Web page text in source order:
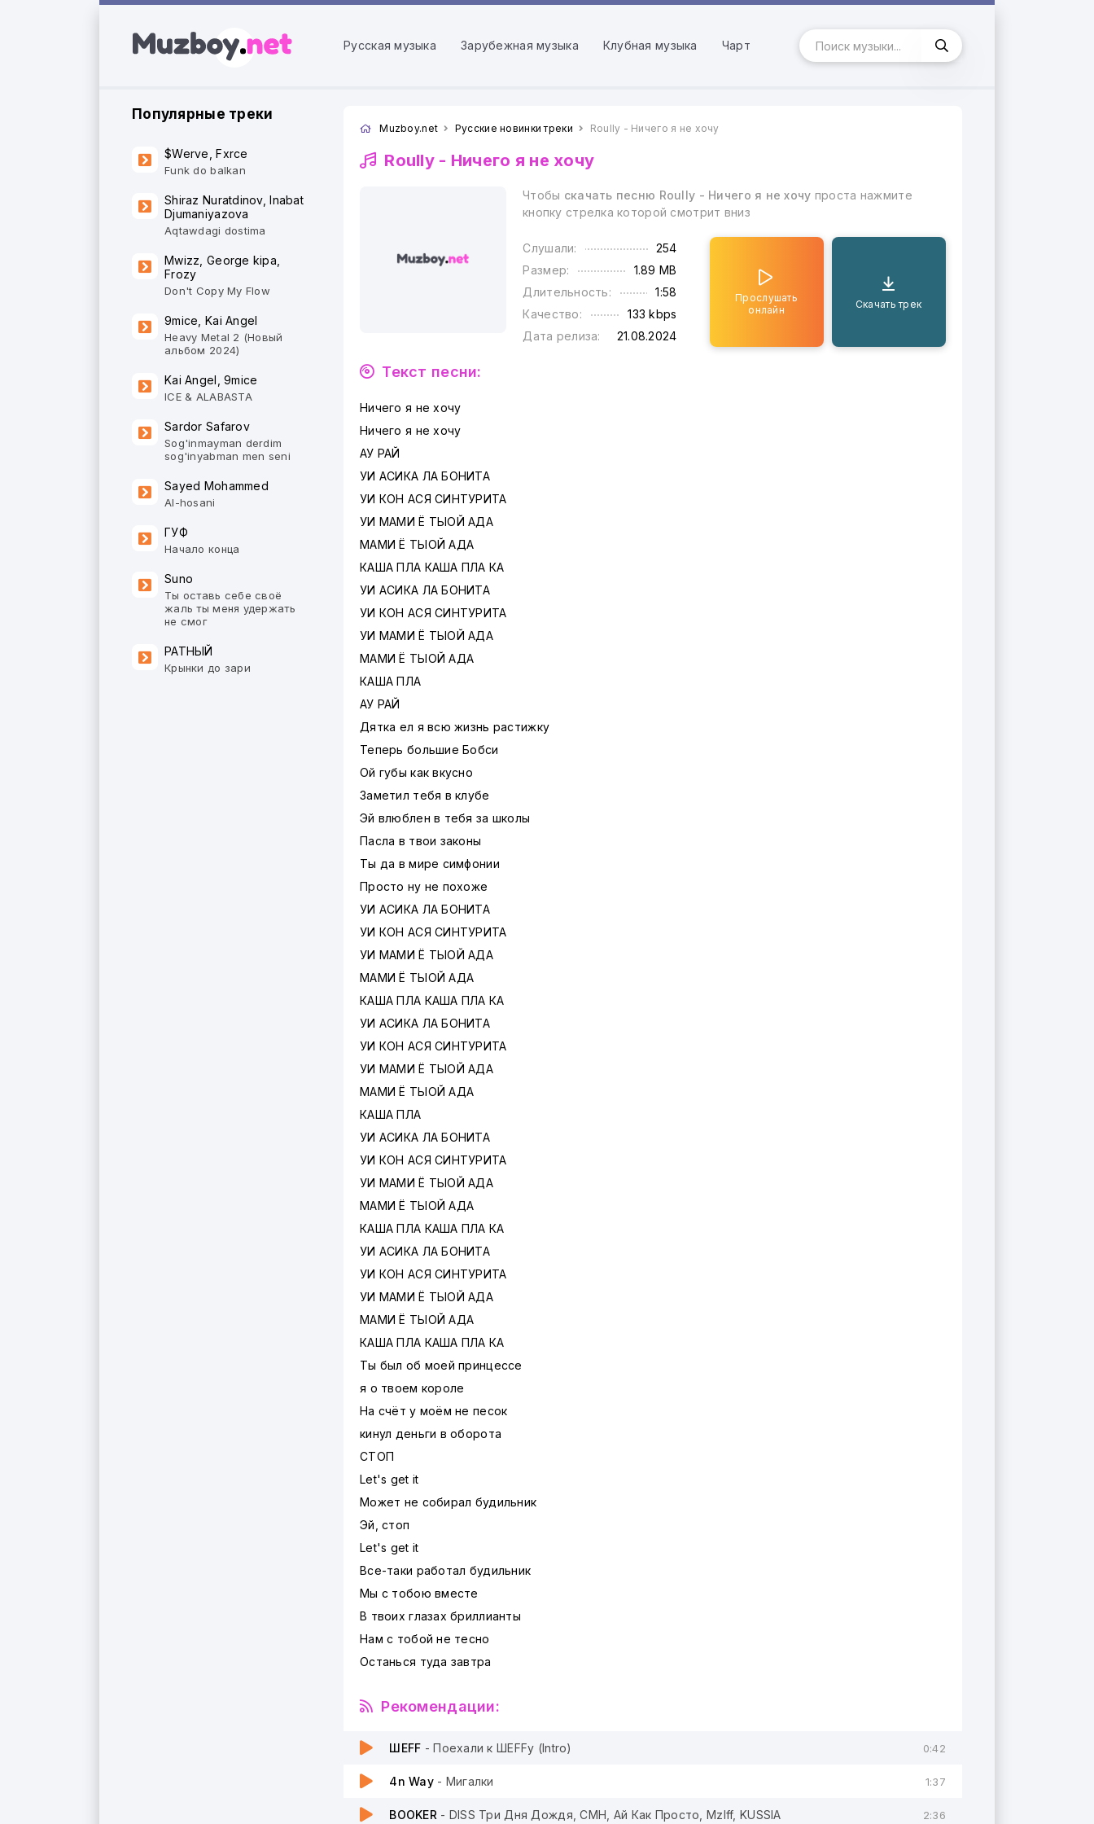
Русская музыка Зарубежная музыка Клубная музыка Чарт
Muzboy.net Русские новинки треки Roully - Ничего я не хочу
Roully - Ничего я не хочу
Чтобы скачать песню Roully - Ничего я не хочу проста нажмите
кнопку стрелка которой смотрит вниз
Слушали:
254
Размер:
1.89 MB
Длительность:
1:58
Качество:
133 kbps
Дата релиза:
21.08.2024
Прослушать
онлайн
Скачать трек
Текст песни:
Ничего я не хочу
Ничего я не хочу
АУ РАЙ
УИ АСИКА ЛА БОНИТА
УИ КОН АСЯ СИНТУРИТА
УИ МАМИ Ё ТЫОЙ АДА
МАМИ Ё ТЫОЙ АДА
КАША ПЛА КАША ПЛА КА
УИ АСИКА ЛА БОНИТА
УИ КОН АСЯ СИНТУРИТА
УИ МАМИ Ё ТЫОЙ АДА
МАМИ Ё ТЫОЙ АДА
КАША ПЛА
АУ РАЙ
Дятка ел я всю жизнь растижку
Теперь большие Бобси
Ой губы как вкусно
Заметил тебя в клубе
Эй влюблен в тебя за школы
Пасла в твои законы
Ты да в мире симфонии
Просто ну не похоже
УИ АСИКА ЛА БОНИТА
УИ КОН АСЯ СИНТУРИТА
УИ МАМИ Ё ТЫОЙ АДА
МАМИ Ё ТЫОЙ АДА
КАША ПЛА КАША ПЛА КА
УИ АСИКА ЛА БОНИТА
УИ КОН АСЯ СИНТУРИТА
УИ МАМИ Ё ТЫОЙ АДА
МАМИ Ё ТЫОЙ АДА
КАША ПЛА
УИ АСИКА ЛА БОНИТА
УИ КОН АСЯ СИНТУРИТА
УИ МАМИ Ё ТЫОЙ АДА
МАМИ Ё ТЫОЙ АДА
КАША ПЛА КАША ПЛА КА
УИ АСИКА ЛА БОНИТА
УИ КОН АСЯ СИНТУРИТА
УИ МАМИ Ё ТЫОЙ АДА
МАМИ Ё ТЫОЙ АДА
КАША ПЛА КАША ПЛА КА
Ты был об моей принцессе
я о твоем короле
На счёт у моём не песок
кинул деньги в оборота
СТОП
Let's get it
Может не собирал будильник
Эй, стоп
Let's get it
Все-таки работал будильник
Мы с тобою вместе
В твоих глазах бриллианты
Нам с тобой не тесно
Останься туда завтра
Рекомендации:
ШЕFF - Поехали к ШЕFFу (Intro) 0:42
4n Way - Мигалки 1:37
BOOKER - DISS Три Дня Дождя, CMH, Ай Как Просто, Mzlff, KUSSIA 2:36
Популярные треки
$Werve, Fxrce
Funk do balkan
Shiraz Nuratdinov, Inabat
Djumaniyazova
Aqtawdagi dostima
Mwizz, George kipa,
Frozy
Don't Copy My Flow
9mice, Kai Angel
Heavy Metal 2 (Новый
альбом 2024)
Kai Angel, 9mice
ICE & ALABASTA
Sardor Safarov
Sog'inmayman derdim
sog'inyabman men seni
Sayed Mohammed
Al-hosani
ГУФ
Начало конца
Suno
Ты оставь себе своё
жаль ты меня удержать
не смог
РАТНЫЙ
Крынки до зари